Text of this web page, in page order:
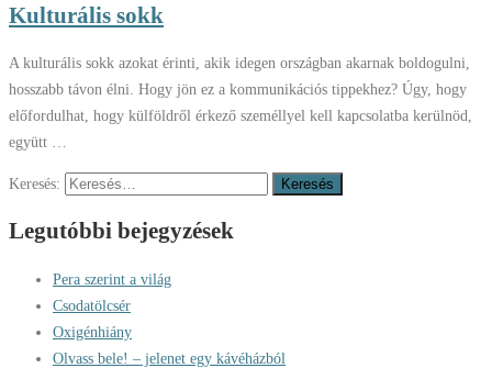
Kulturális sokk
A kulturális sokk azokat érinti, akik idegen országban akarnak boldogulni,
hosszabb távon élni. Hogy jön ez a kommunikációs tippekhez? Úgy, hogy
előfordulhat, hogy külföldről érkező személlyel kell kapcsolatba kerülnöd,
együtt …
Keresés:
Legutóbbi bejegyzések
Pera szerint a világ
Csodatölcsér
Oxigénhiány
Olvass bele! – jelenet egy kávéházból